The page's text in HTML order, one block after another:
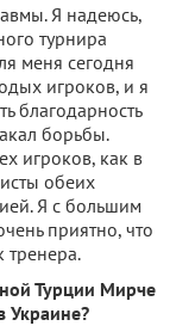
Я надеюсь,
турнира
меня сегодня
игроков, и я
благодарность
борьбы.
игроков, как в
обеих
Я с большим
приятно, что
тренера.
Турции Мирче
Украине?